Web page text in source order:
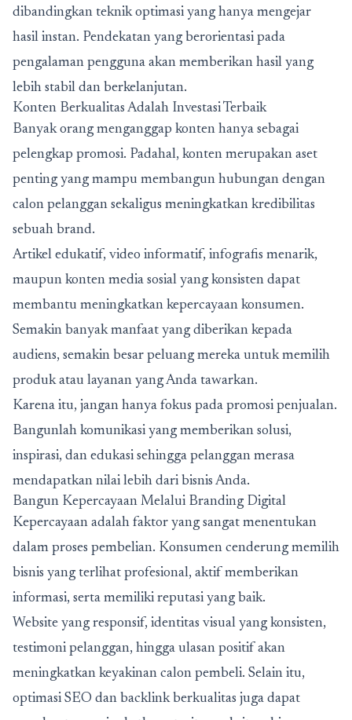
dibandingkan teknik optimasi yang hanya mengejar
hasil instan. Pendekatan yang berorientasi pada
pengalaman pengguna akan memberikan hasil yang
lebih stabil dan berkelanjutan.
Konten Berkualitas Adalah Investasi Terbaik
Banyak orang menganggap konten hanya sebagai
pelengkap promosi. Padahal, konten merupakan aset
penting yang mampu membangun hubungan dengan
calon pelanggan sekaligus meningkatkan kredibilitas
sebuah brand.
Artikel edukatif, video informatif, infografis menarik,
maupun konten media sosial yang konsisten dapat
membantu meningkatkan kepercayaan konsumen.
Semakin banyak manfaat yang diberikan kepada
audiens, semakin besar peluang mereka untuk memilih
produk atau layanan yang Anda tawarkan.
Karena itu, jangan hanya fokus pada promosi penjualan.
Bangunlah komunikasi yang memberikan solusi,
inspirasi, dan edukasi sehingga pelanggan merasa
mendapatkan nilai lebih dari bisnis Anda.
Bangun Kepercayaan Melalui Branding Digital
Kepercayaan adalah faktor yang sangat menentukan
dalam proses pembelian. Konsumen cenderung memilih
bisnis yang terlihat profesional, aktif memberikan
informasi, serta memiliki reputasi yang baik.
Website yang responsif, identitas visual yang konsisten,
testimoni pelanggan, hingga ulasan positif akan
meningkatkan keyakinan calon pembeli. Selain itu,
optimasi SEO dan backlink berkualitas juga dapat